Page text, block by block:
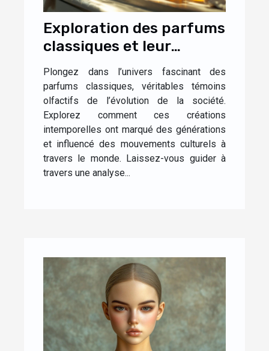
Exploration des parfums
classiques et leur
impact culturel
Plongez dans l’univers fascinant des
parfums classiques, véritables témoins
olfactifs de l’évolution de la société.
Explorez comment ces créations
intemporelles ont marqué des générations
et influencé des mouvements culturels à
travers le monde. Laissez-vous guider à
travers une analyse...